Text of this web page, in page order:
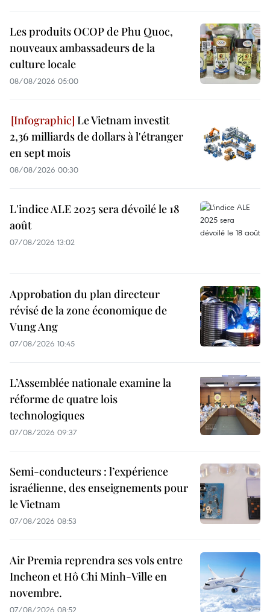
Les produits OCOP de Phu Quoc,
nouveaux ambassadeurs de la
culture locale
08/08/2026 05:00
Le Vietnam investit
2,36 milliards de dollars à l'étranger
en sept mois
08/08/2026 00:30
L'indice ALE 2025 sera dévoilé le 18
août
07/08/2026 13:02
Approbation du plan directeur
révisé de la zone économique de
Vung Ang
07/08/2026 10:45
L’Assemblée nationale examine la
réforme de quatre lois
technologiques
07/08/2026 09:37
Semi-conducteurs : l’expérience
israélienne, des enseignements pour
le Vietnam
07/08/2026 08:53
Air Premia reprendra ses vols entre
Incheon et Hô Chi Minh-Ville en
novembre.
07/08/2026 08:52